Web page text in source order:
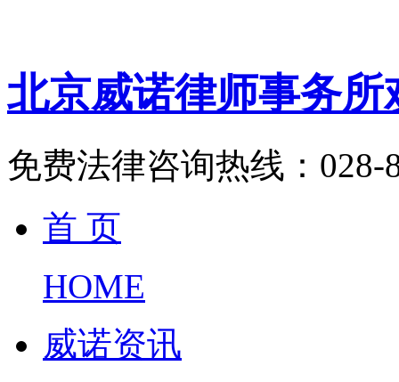
北京威诺律师事务所
免费法律咨询热线： 028-
首 页
HOME
威诺资讯